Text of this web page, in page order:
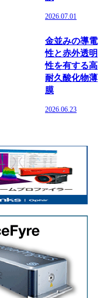
2026.07.01
金並みの導電
性と赤外透明
性を有する高
耐久酸化物薄
膜
2026.06.23